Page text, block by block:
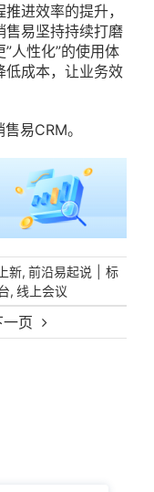
一页
进效率的提升，
售易坚持持续打磨
人性化”的使用体
低成本，让业务效
易CRM。
新, 前沿易起说
标
, 线上会议